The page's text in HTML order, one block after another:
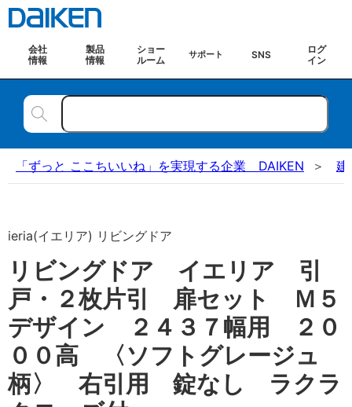
会社
情報
製品
情報
ショー
ルーム
サポート SNS
ログ
イン
「ずっと ここちいいね」を実現する企業 DAIKEN 建
ieria(イエリア) リビングドア
リビングドア イエリア 引
戸・２枚片引 扉セット Ｍ５
デザイン ２４３７幅用 ２０
００高 〈ソフトグレージュ
柄〉 右引用 錠なし ラクラ